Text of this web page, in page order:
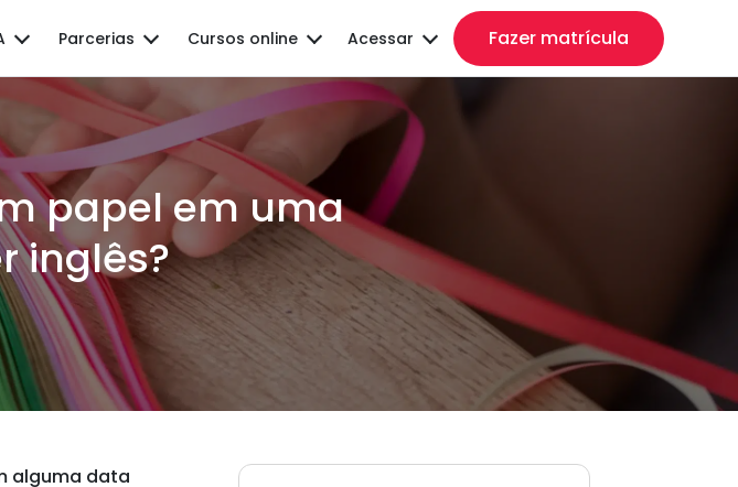
Parcerias Cursos online Acessar Fazer matrícula
papel em uma
inglês?
alguma data